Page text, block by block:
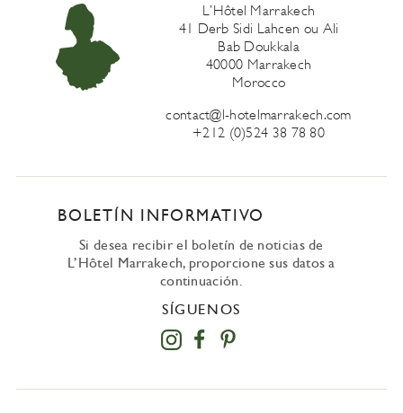
L’Hôtel Marrakech
41 Derb Sidi Lahcen ou Ali
Bab Doukkala
40000 Marrakech
Morocco
contact@l-hotelmarrakech.com
+212 (0)524 38 78 80
BOLETÍN INFORMATIVO
Si desea recibir el boletín de noticias de
L’Hôtel Marrakech, proporcione sus datos a
continuación.
SÍGUENOS